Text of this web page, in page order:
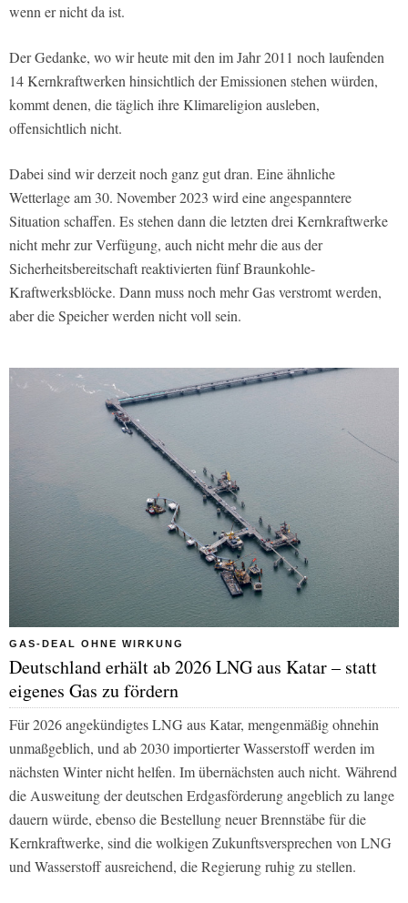
wenn er nicht da ist.
Der Gedanke, wo wir heute mit den im Jahr 2011 noch laufenden
14 Kernkraftwerken hinsichtlich der Emissionen stehen würden,
kommt denen, die täglich ihre Klimareligion ausleben,
offensichtlich nicht.
Dabei sind wir derzeit noch ganz gut dran. Eine ähnliche
Wetterlage am 30. November 2023 wird eine angespanntere
Situation schaffen. Es stehen dann die letzten drei Kernkraftwerke
nicht mehr zur Verfügung, auch nicht mehr die aus der
Sicherheitsbereitschaft reaktivierten fünf Braunkohle-
Kraftwerksblöcke. Dann muss noch mehr Gas verstromt werden,
aber die Speicher werden nicht voll sein.
GAS-DEAL OHNE WIRKUNG
Deutschland erhält ab 2026 LNG aus Katar – statt
eigenes Gas zu fördern
Für 2026 angekündigtes LNG aus Katar, mengenmäßig ohnehin
unmaßgeblich, und ab 2030 importierter Wasserstoff werden im
nächsten Winter nicht helfen. Im übernächsten auch nicht. Während
die Ausweitung der deutschen Erdgasförderung angeblich zu lange
dauern würde, ebenso die Bestellung neuer Brennstäbe für die
Kernkraftwerke, sind die wolkigen Zukunftsversprechen von LNG
und Wasserstoff ausreichend, die Regierung ruhig zu stellen.